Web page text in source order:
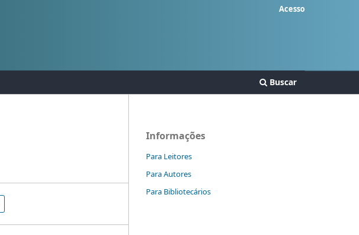
Buscar
Acesso
Informações
Para Leitores
Para Autores
Para Bibliotecários